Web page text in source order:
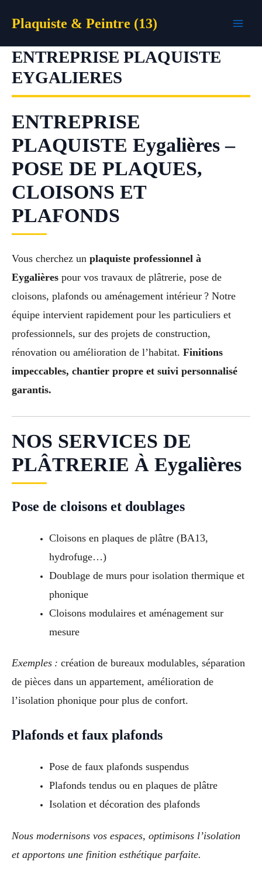
Plaquiste & Peintre (13)
ENTREPRISE PLAQUISTE
EYGALIERES
ENTREPRISE
PLAQUISTE Eygalières –
POSE DE PLAQUES,
CLOISONS ET
PLAFONDS
Vous cherchez un plaquiste professionnel à
Eygalières pour vos travaux de plâtrerie, pose de
cloisons, plafonds ou aménagement intérieur ? Notre
équipe intervient rapidement pour les particuliers et
professionnels, sur des projets de construction,
rénovation ou amélioration de l’habitat. Finitions
impeccables, chantier propre et suivi personnalisé
garantis.
NOS SERVICES DE
PLÂTRERIE À Eygalières
Pose de cloisons et doublages
Cloisons en plaques de plâtre (BA13,
hydrofuge…)
Doublage de murs pour isolation thermique et
phonique
Cloisons modulaires et aménagement sur
mesure
Exemples : création de bureaux modulables, séparation
de pièces dans un appartement, amélioration de
l’isolation phonique pour plus de confort.
Plafonds et faux plafonds
Pose de faux plafonds suspendus
Plafonds tendus ou en plaques de plâtre
Isolation et décoration des plafonds
Nous modernisons vos espaces, optimisons l’isolation
et apportons une finition esthétique parfaite.